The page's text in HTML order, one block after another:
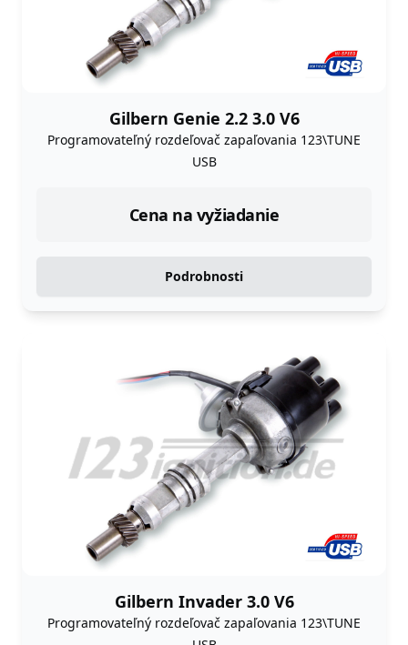
Gilbern Genie 2.2 3.0 V6
Programovateľný rozdeľovač zapaľovania 123\TUNE
USB
Cena na vyžiadanie
Podrobnosti
Gilbern Invader 3.0 V6
Programovateľný rozdeľovač zapaľovania 123\TUNE